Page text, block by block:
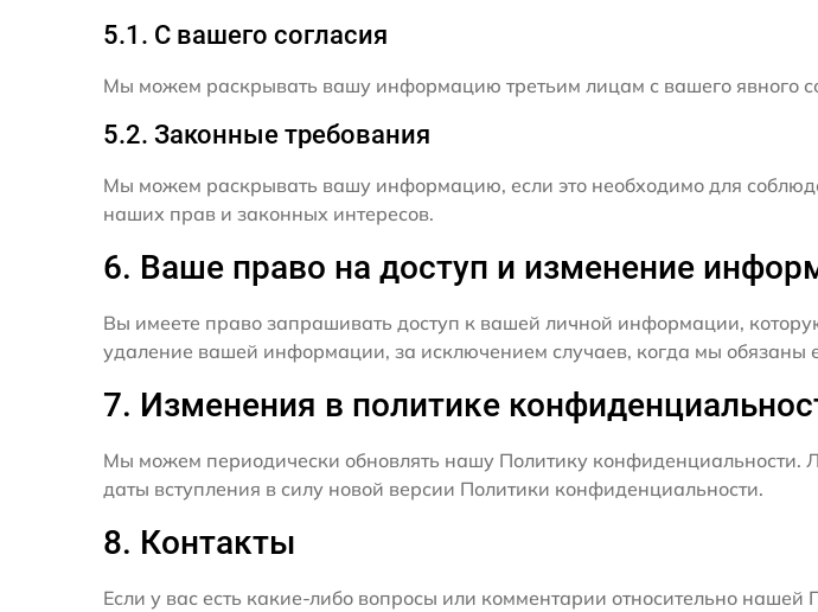
5.1. С вашего согласия
Мы можем раскрывать вашу информацию третьим лицам с вашего явного
5.2. Законные требования
Мы можем раскрывать вашу информацию, если это необходимо для
наших прав и законных интересов.
6. Ваше право на доступ и изменение
Вы имеете право запрашивать доступ к вашей личной информации,
удаление вашей информации, за исключением случаев, когда мы обязаны
7. Изменения в политике
Мы можем периодически обновлять нашу Политику конфиденциальности.
даты вступления в силу новой версии Политики конфиденциальности.
8. Контакты
Если у вас есть какие-либо вопросы или комментарии относительно